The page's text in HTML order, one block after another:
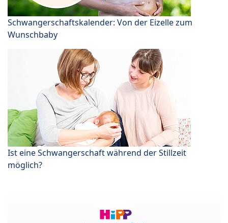
Schwangerschaftskalender: Von der Eizelle zum
Wunschbaby
Ist eine Schwangerschaft während der Stillzeit
möglich?